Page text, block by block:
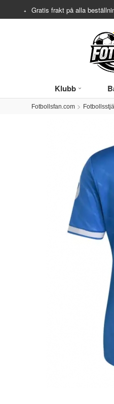
Gratis frakt på alla
Klubb
Fotbollsfan.com